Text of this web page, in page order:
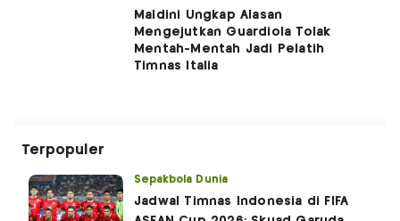
Maldini Ungkap Alasan
Mengejutkan Guardiola Tolak
Mentah-Mentah Jadi Pelatih
Timnas Italia
Terpopuler
Sepakbola Dunia
Jadwal Timnas Indonesia di FIFA